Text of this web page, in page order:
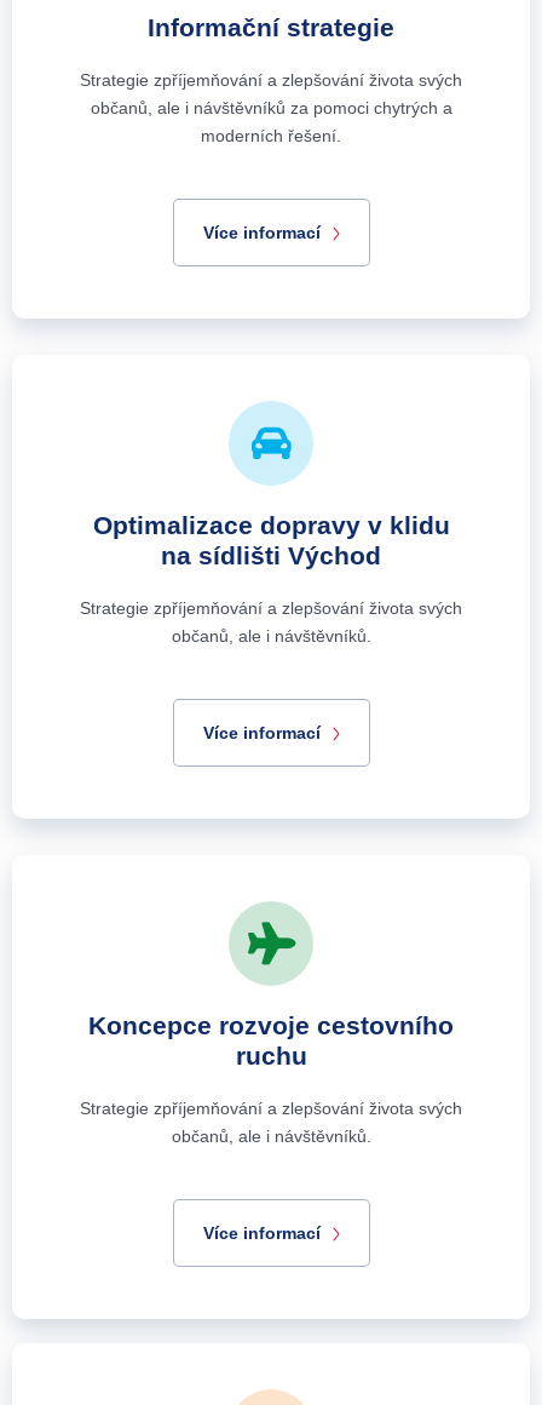
Informační strategie
Strategie zpříjemňování a zlepšování života svých
občanů, ale i návštěvníků za pomoci chytrých a
moderních řešení.
Více informací
Optimalizace dopravy v klidu
na sídlišti Východ
Strategie zpříjemňování a zlepšování života svých
občanů, ale i návštěvníků.
Více informací
Koncepce rozvoje cestovního
ruchu
Strategie zpříjemňování a zlepšování života svých
občanů, ale i návštěvníků.
Více informací